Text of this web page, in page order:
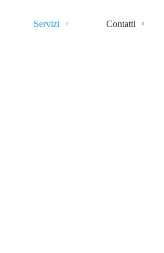
Servizi Contatti